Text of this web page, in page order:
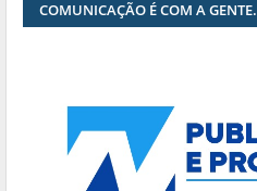
COMUNICAÇÃO É COM A GENTE.